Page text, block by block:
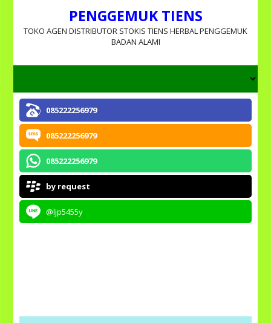
PENGGEMUK TIENS
TOKO AGEN DISTRIBUTOR STOKIS TIENS HERBAL PENGGEMUK
BADAN ALAMI
085222256979
085222256979
085222256979
by request
@ljp5455y